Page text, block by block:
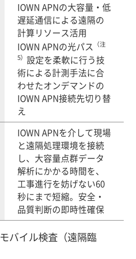
IOWN APNの大容量・低
遅延通信による遠隔の
計算リソース活用
IOWN APNの光パス
（注
5） 設定を柔軟に行う技
術による計測手法に合
わせたオンデマンドの
IOWN APN接続先切り替
え
IOWN APNを介して現場
と遠隔処理環境を接続
し、大容量点群データ
解析にかかる時間を、
工事進行を妨げない60
秒にまで短縮。安全・
品質判断の即時性確保
モバイル検査（遠隔臨